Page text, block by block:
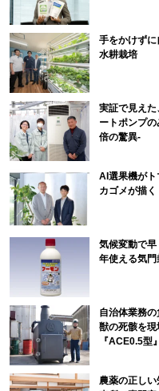
手をかけず
水耕栽培
実証で見え
ートポンプ
倍の驚異-
AI選果機が
カゴメが描
気候変動で
年使える気門
自治体業務
獣の死骸を
『ACE0.5型』
農薬の正し